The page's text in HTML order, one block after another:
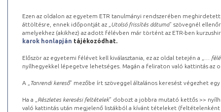
Ezen az oldalon az egyetem ETR tanulmányi rendszerében
áttöltésre, ennek időpontját az „ Utolsó frissítés dátuma” szövegnél
amelyekhez (akikhez) az adott félévben már történt az ETR-ben
karok honlapján tájékozódhat.
Először az egyetemi félévet kell kiválasztania, ez az oldal tetején a „
…
nyílhegyekkel lépegetve lehetséges. Magán a feliraton való kattintás az
A „ Tanrendi kereső” mezőbe írt szöveggel általános keresést végezhet
Ha a „ Részletes keresési feltételek” dobozt a jobbra mutató kettős >>
való kattintás után megjelenő listákból a kívánt tételeket (feltételenként